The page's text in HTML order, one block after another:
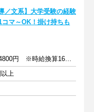
／文系】大学受験の経験
マ～OK！掛け持ちも
1コマ(90分)2400円～4800円 ※時給換算1600円～3200円
上